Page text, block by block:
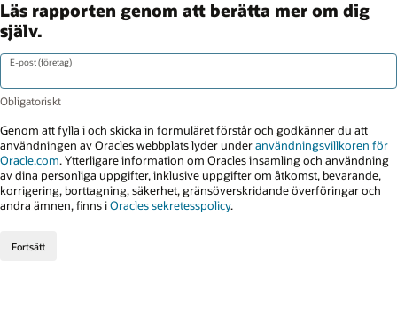
Läs rapporten genom att berätta mer om dig
själv.
E-post (företag)
Genom att fylla i och skicka in formuläret förstår och godkänner du att
användningen av Oracles webbplats lyder underanvändningsvillkoren för
Oracle.com. Ytterligare information om Oracles insamling och användning
av dina personliga uppgifter, inklusive uppgifter om åtkomst, bevarande,
korrigering, borttagning, säkerhet, gränsöverskridande överföringar och
andra ämnen, finns iOracles sekretesspolicy.
Fortsätt